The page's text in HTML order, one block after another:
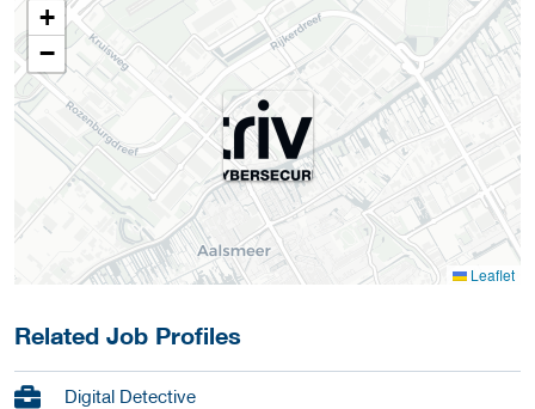
+
−
Leaflet
Related Job Profiles
Digital Detective